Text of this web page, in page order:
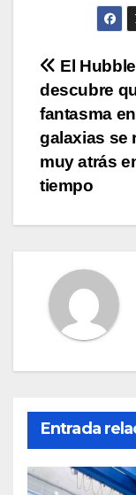
de
El Hubble
descubre
fantasma
galaxias se
muy atrás
tiempo
Entrada